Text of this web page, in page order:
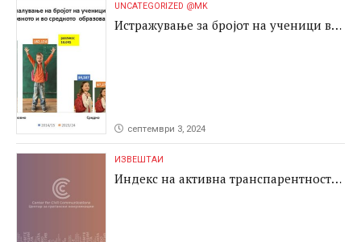
UNCATEGORIZED @MK
Истражување за бројот на ученици во
септември 3, 2024
ИЗВЕШТАИ
Индекс на активна транспарентност